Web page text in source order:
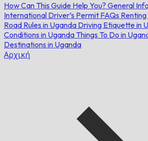
How Can This Guide Help You? General
International Driver’s Permit FAQs
Road Rules in Uganda Driving Etiquette in
Conditions in Uganda Things To Do in
Destinations in Uganda
Αρχική